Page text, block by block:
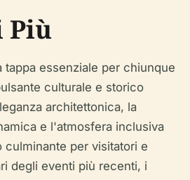
Più
tappa essenziale per chiunque
culturale e storico
architettonica, la
e l'atmosfera inclusiva
culminante per visitatori e
degli eventi più recenti, i